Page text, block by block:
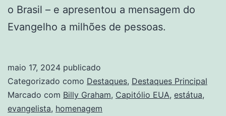
o Brasil – e apresentou a mensagem do
Evangelho a milhões de pessoas.
maio 17, 2024 publicado
Categorizado como Destaques, Destaques Principal
Marcado com Billy Graham, Capitólio EUA, estátua,
evangelista, homenagem